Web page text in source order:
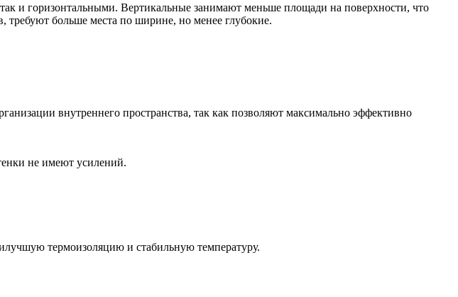
и горизонтальными. Вертикальные занимают меньше площади на поверхности, что
требуют больше места по ширине, но менее глубокие.
внутреннего пространства, так как позволяют максимально эффективно
не имеют усилений.
термоизоляцию и стабильную температуру.